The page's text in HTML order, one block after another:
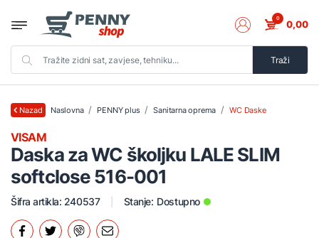
Traži
0 0,00
Nazad Naslovna PENNY plus Sanitarna oprema WC Daske
Daska za WC školjku LALE SLIM
softclose 516-001
VISAM
Šifra artikla: 240537 Stanje: Dostupno